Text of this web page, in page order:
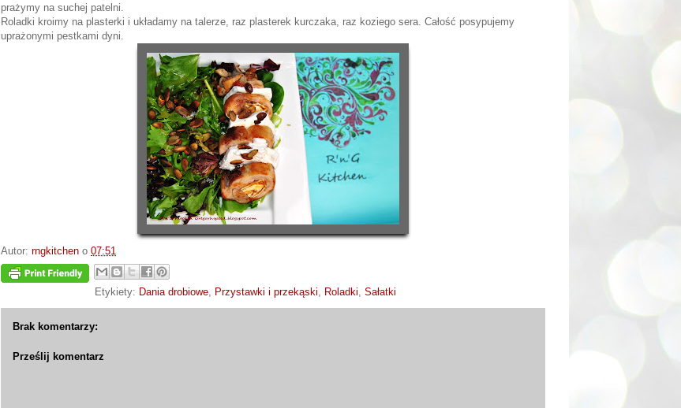
prażymy na suchej patelni.
Roladki kroimy na plasterki i układamy na talerze, raz plasterek kurczaka, raz koziego sera. Całość posypujemy
uprażonymi pestkami dyni.
Autor: rngkitchen o 07:51
Etykiety: Dania drobiowe, Przystawki i przekąski, Roladki, Sałatki
Brak komentarzy:
Prześlij komentarz